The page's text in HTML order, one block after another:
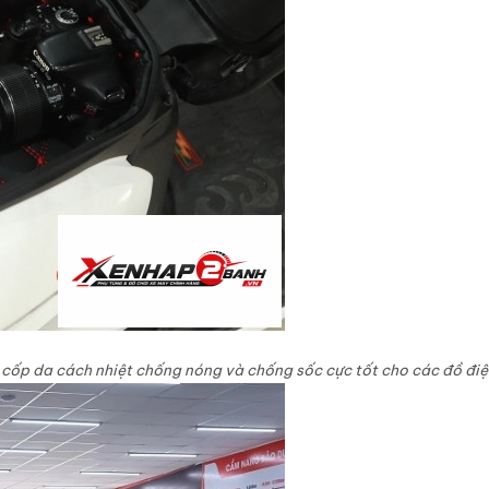
da cách nhiệt chống nóng và chống sốc cực tốt cho các đồ